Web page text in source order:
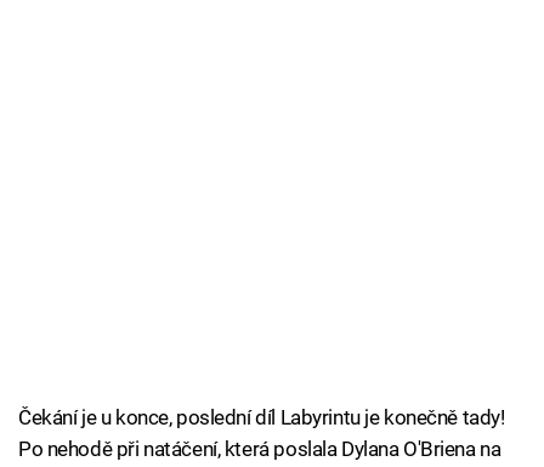
Čekání je u konce, poslední díl Labyrintu je konečně tady!
Po nehodě při natáčení, která poslala Dylana O'Briena na